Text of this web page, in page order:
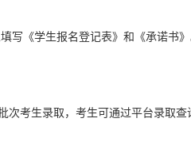
写《学生报名登记表》和《承诺书》
考生录取，考生可通过平台录取查